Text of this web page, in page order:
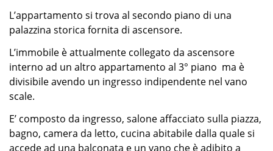
L’appartamento si trova al secondo piano di una
palazzina storica fornita di ascensore.
L’immobile è attualmente collegato da ascensore
interno ad un altro appartamento al 3° piano ma è
divisibile avendo un ingresso indipendente nel vano
scale.
E’ composto da ingresso, salone affacciato sulla piazza,
bagno, camera da letto, cucina abitabile dalla quale si
accede ad una balconata e un vano che è adibito a